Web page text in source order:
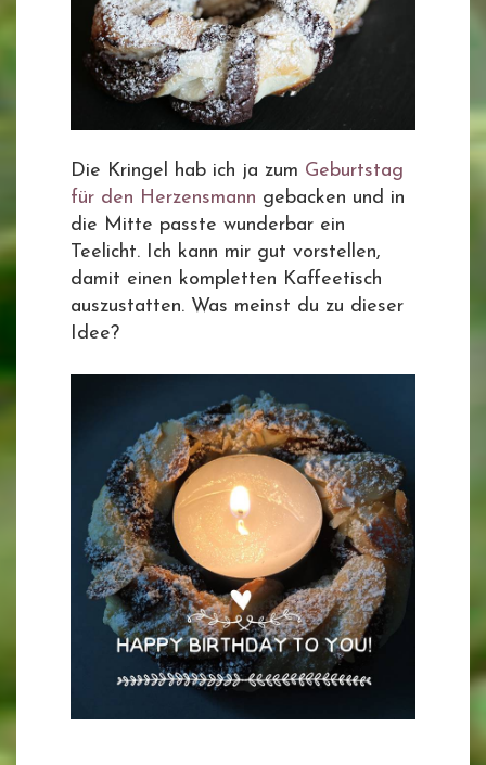
Die Kringel hab ich ja zum Geburtstag
für den Herzensmann gebacken und in
die Mitte passte wunderbar ein
Teelicht. Ich kann mir gut vorstellen,
damit einen kompletten Kaffeetisch
auszustatten. Was meinst du zu dieser
Idee?